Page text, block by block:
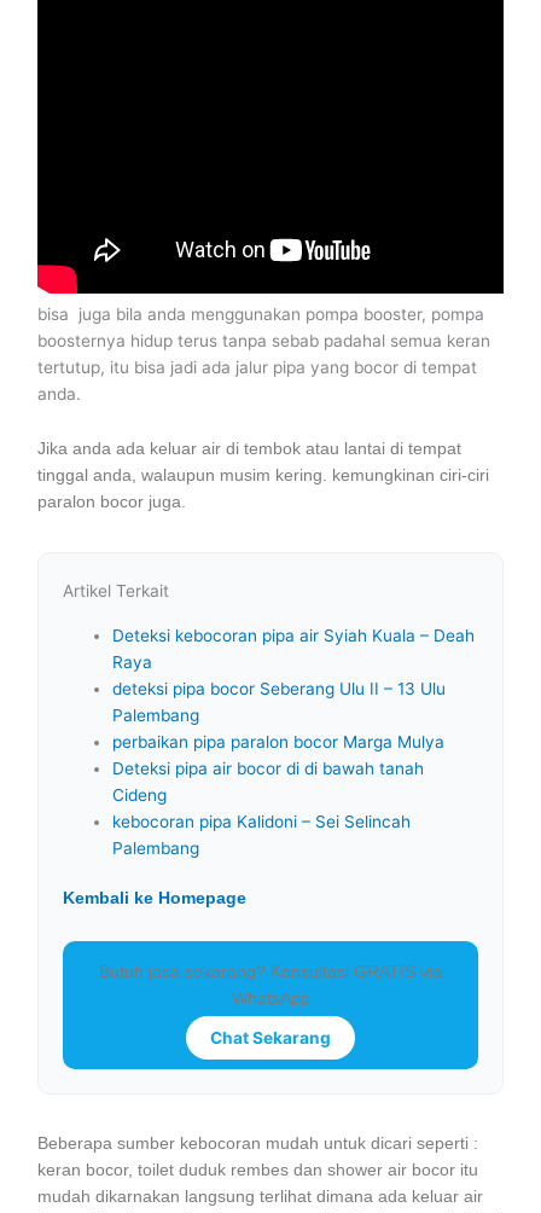
bisa juga bila anda menggunakan pompa booster, pompa
boosternya hidup terus tanpa sebab padahal semua keran
tertutup, itu bisa jadi ada jalur pipa yang bocor di tempat
anda.
Jika anda ada keluar air di tembok atau lantai di tempat
tinggal anda, walaupun musim kering. kemungkinan ciri-ciri
paralon bocor juga.
Artikel Terkait
Deteksi kebocoran pipa air Syiah Kuala – Deah
Raya
deteksi pipa bocor Seberang Ulu II – 13 Ulu
Palembang
perbaikan pipa paralon bocor Marga Mulya
Deteksi pipa air bocor di di bawah tanah
Cideng
kebocoran pipa Kalidoni – Sei Selincah
Palembang
Kembali ke Homepage
Butuh jasa sekarang? Konsultasi GRATIS via
WhatsApp
Chat Sekarang
Beberapa sumber kebocoran mudah untuk dicari seperti :
keran bocor, toilet duduk rembes dan shower air bocor itu
mudah dikarnakan langsung terlihat dimana ada keluar air